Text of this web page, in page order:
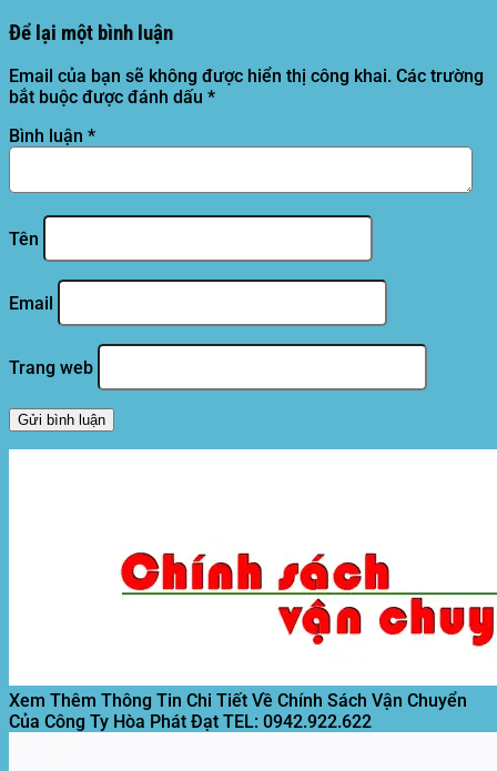
Để lại một bình luận
Email của bạn sẽ không được hiển thị công khai. Các trường
bắt buộc được đánh dấu *
Bình luận *
Tên
Email
Trang web
Xem Thêm Thông Tin Chi Tiết Về Chính Sách Vận Chuyển
Của Công Ty Hòa Phát Đạt TEL: 0942.922.622